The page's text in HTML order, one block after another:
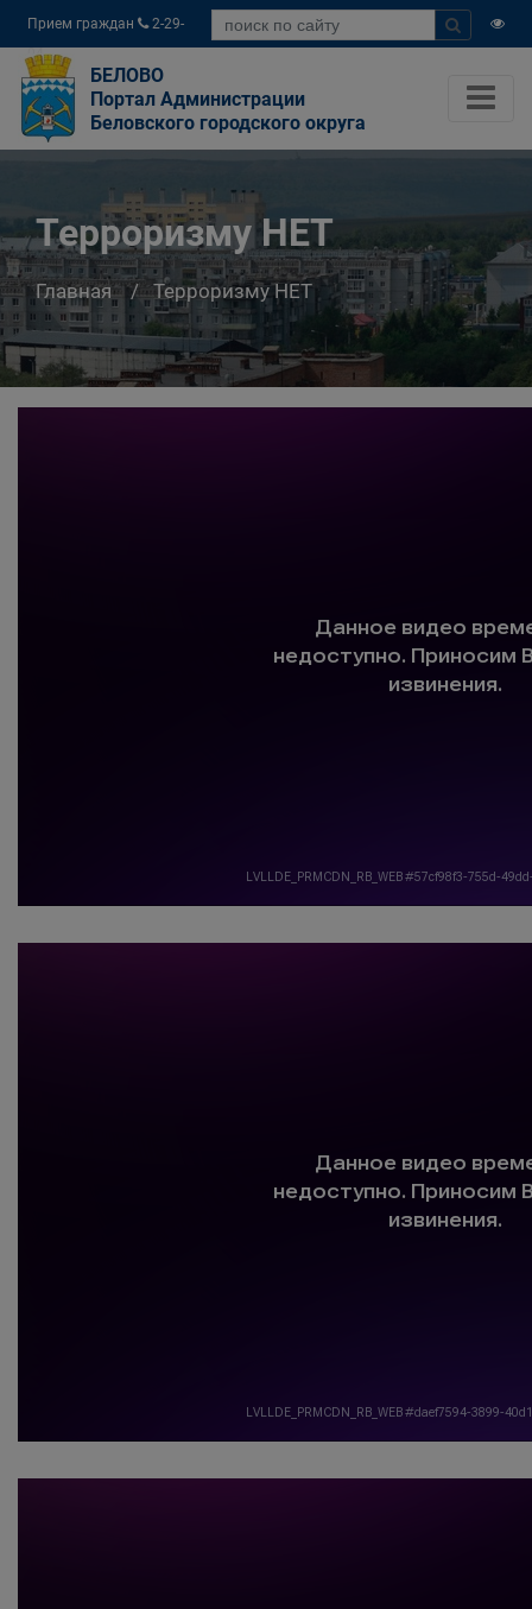
Прием граждан
2-29-
04
БЕЛОВО
Портал Администрации
Беловского городского округа
Терроризму НЕТ
Главная Терроризму НЕТ